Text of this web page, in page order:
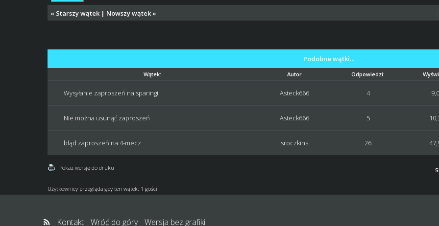
« Starszy wątek | Nowszy wątek »
Podobne wątki…
Wątek: Autor Odpowiedzi:
Wysyłanie zaproszeń na sparingi Asteck666 4
Nie można usunąć zaproszeń Asteck666 5
błąd zaproszeń na 4-mecz sroczkins 26
Pokaż wersję do druku
Użytkownicy przeglądający ten wątek: 1 gości
Kontakt Wróć do góry Wersja bez grafiki